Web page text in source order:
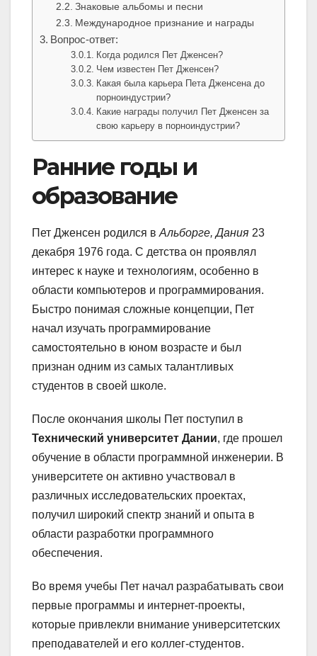
Знаковые альбомы и песни
Международное признание и награды
Вопрос-ответ:
Когда родился Пет Дженсен?
Чем известен Пет Дженсен?
Какая была карьера Пета Дженсена до
порноиндустрии?
Какие награды получил Пет Дженсен за
свою карьеру в порноиндустрии?
Ранние годы и
образование
Пет Дженсен родился в Альборге, Дания 23
декабря 1976 года. С детства он проявлял
интерес к науке и технологиям, особенно в
области компьютеров и программирования.
Быстро понимая сложные концепции, Пет
начал изучать программирование
самостоятельно в юном возрасте и был
признан одним из самых талантливых
студентов в своей школе.
После окончания школы Пет поступил в
Технический университет Дании, где прошел
обучение в области программной инженерии. В
университете он активно участвовал в
различных исследовательских проектах,
получил широкий спектр знаний и опыта в
области разработки программного
обеспечения.
Во время учебы Пет начал разрабатывать свои
первые программы и интернет-проекты,
которые привлекли внимание университетских
преподавателей и его коллег-студентов.